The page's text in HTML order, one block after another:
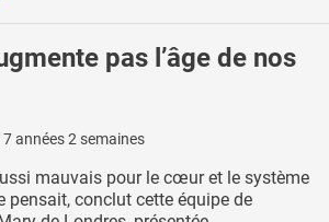
pas l’âge de nos
7 années 2 semaines
mauvais pour le cœur et le système
pensait, conclut cette équipe de